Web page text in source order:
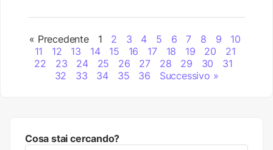
Cosa stai cercando?
« Precedente 1 2 3 4 5 6 7 8 9
10
11
12 13 14 15 16 17 18 19 20
21
22
23 24 25 26 27 28 29 30
31
32
33 34 35 36 Successivo »